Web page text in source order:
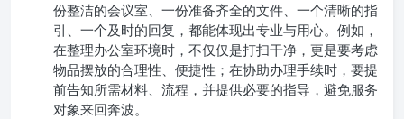
份整洁的会议室、一份准备齐全的文件、一个清晰的指
引、一个及时的回复，都能体现出专业与用心。例如，
在整理办公室环境时，不仅仅是打扫干净，更是要考虑
物品摆放的合理性、便捷性；在协助办理手续时，要提
前告知所需材料、流程，并提供必要的指导，避免服务
对象来回奔波。